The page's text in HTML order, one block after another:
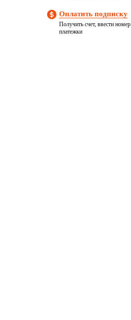
Оплатить подписку
Получить счет, ввести номер
платежки